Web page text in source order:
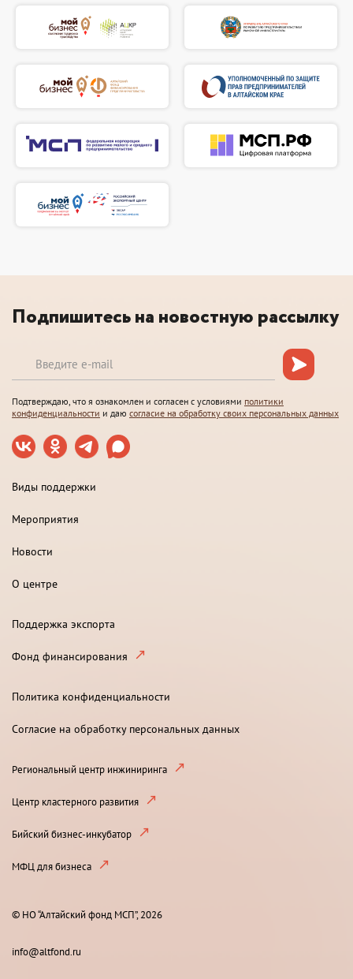
Подпишитесь на новостную рассылку
Подтверждаю, что я ознакомлен и согласен с условиями политики
конфиденциальности и даю согласие на обработку своих персональных данных
Виды поддержки
Мероприятия
Новости
О центре
Поддержка экспорта
Фонд финансирования
Политика конфиденциальности
Согласие на обработку персональных данных
Региональный центр инжиниринга
Центр кластерного развития
Бийский бизнес-инкубатор
МФЦ для бизнеса
© НО “Алтайский фонд МСП”, 2026
info@altfond.ru